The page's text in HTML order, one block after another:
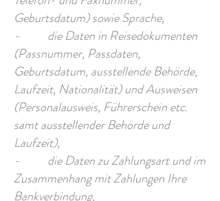
Geburtsdatum) sowie Sprache,
- die Daten in Reisedokumenten
(Passnummer, Passdaten,
Geburtsdatum, ausstellende Behörde,
Laufzeit, Nationalität) und Ausweisen
(Personalausweis, Führerschein etc.
samt ausstellender Behörde und
Laufzeit),
- die Daten zu Zahlungsart und im
Zusammenhang mit Zahlungen Ihre
Bankverbindung,